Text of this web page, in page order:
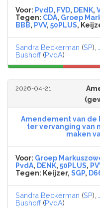
Voor: PvdD, FVD, DENK,
Tegen: CDA, Groep
BBB, PVV, 50PLUS,
Sandra Beckerman (SP),
Bushoff(PvdA)
2026-04-21
Amendement van de
ter vervanging van
maken
Voor: Groep
PvdA, DENK, 50PLUS,
Tegen: Keijzer, SGP,
Sandra Beckerman (SP),
Bushoff(PvdA)